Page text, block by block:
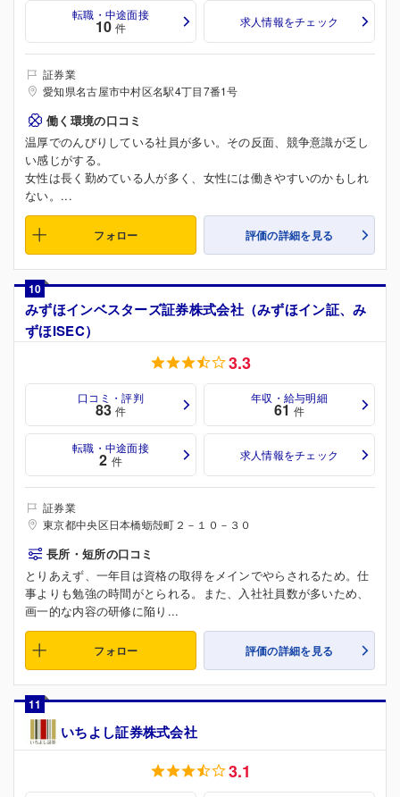
転職・中途面接
10 件 求人情報をチェック
証券業
愛知県名古屋市中村区名駅4丁目7番1号
働く環境の口コミ
温厚でのんびりしている社員が多い。その反面、競争意識が乏し
い感じがする。
女性は長く勤めている人が多く、女性には働きやすいのかもしれ
ない。...
フォロー 評価の詳細を見る
10
みずほインベスターズ証券株式会社（みずほイン証、み
ずほISEC）
3.3
口コミ・評判
83 件
年収・給与明細
61 件
転職・中途面接
2 件 求人情報をチェック
証券業
東京都中央区日本橋蛎殻町２－１０－３０
長所・短所の口コミ
とりあえず、一年目は資格の取得をメインでやらされるため。仕
事よりも勉強の時間がとられる。また、入社社員数が多いため、
画一的な内容の研修に陥り...
フォロー 評価の詳細を見る
11
いちよし証券株式会社
3.1